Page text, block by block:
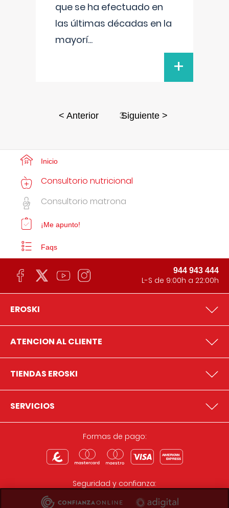
que se ha efectuado en
las últimas décadas en la
mayorí...
+
< Anterior 3Siguiente >
Inicio
Consultorio nutricional
Consultorio matrona
¡Me apunto!
Faqs
944 943 444
L-S de 9:00h a 22:00h
EROSKI
ATENCION AL CLIENTE
TIENDAS EROSKI
SERVICIOS
Formas de pago:
Seguridad y confianza: